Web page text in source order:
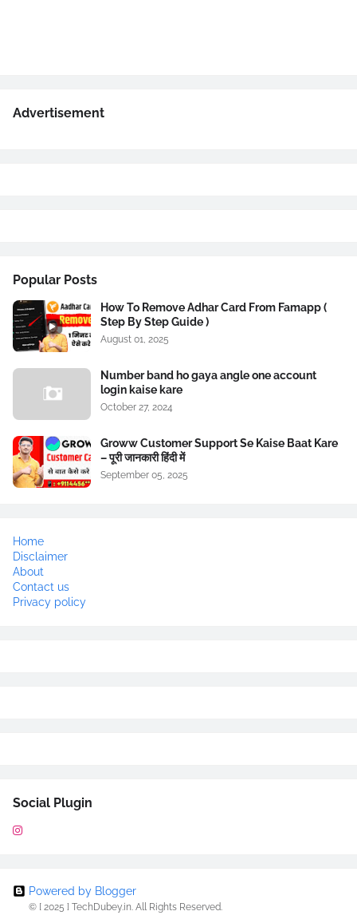
Advertisement
Popular Posts
How To Remove Adhar Card From Famapp (
Step By Step Guide )
August 01, 2025
Number band ho gaya angle one account
login kaise kare
October 27, 2024
Groww Customer Support Se Kaise Baat Kare
– पूरी जानकारी हिंदी में
September 05, 2025
Home
Disclaimer
About
Contact us
Privacy policy
Social Plugin
Powered by Blogger
© [ 2025 ] TechDubey.in. All Rights Reserved.